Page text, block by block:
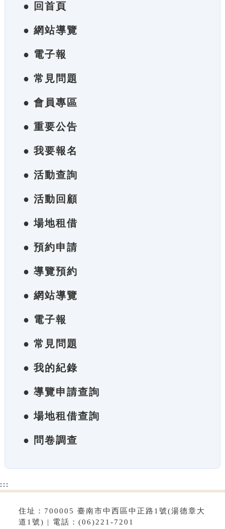
● 回首頁
● 網站導覽
● 電子報
● 常見問題
● 會員專區
● 重要公告
● 我要報名
● 活動查詢
● 活動回顧
● 場地租借
● 預約申請
● 導覽預約
● 網站導覽
● 電子報
● 常見問題
● 我的紀錄
● 導覽申請查詢
● 場地租借查詢
● 問卷調查
:::
住址：700005 臺南市中西區中正路1號(湯德章大
道1號) | 電話：(06)221-7201